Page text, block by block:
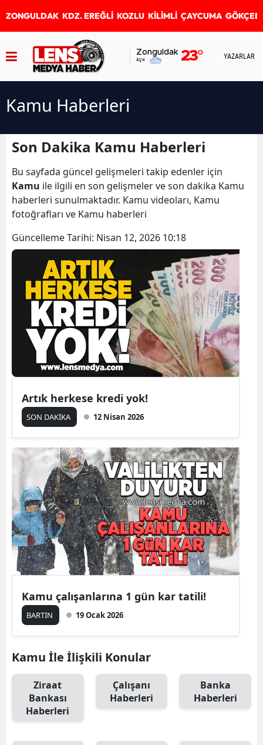
ZONGULDAK KDZ. EREĞLİ KOZLU KİLİMLİ ÇAYCUMA
Zonguldak
Açık 23° YAZARLAR
Kamu Haberleri
Son Dakika Kamu Haberleri
Bu sayfada güncel gelişmeleri takip edenler için
Kamu ile ilgili en son gelişmeler ve son dakika Kamu
haberleri sunulmaktadır. Kamu videoları, Kamu
fotoğrafları ve Kamu haberleri
Güncelleme Tarihi: Nisan 12, 2026 10:18
Artık herkese kredi yok!
SON DAKİKA 12 Nisan 2026
Kamu çalışanlarına 1 gün kar tatili!
BARTIN 19 Ocak 2026
Kamu İle İlişkili Konular
Ziraat
Bankası
Haberleri
Çalışanı
Haberleri
Banka
Haberleri